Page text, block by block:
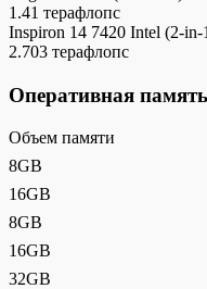
1.41 терафлопс
Inspiron 14 7420 Intel (2-in-
2.703 терафлопс
Оперативная память
Объем памяти
8GB
16GB
8GB
16GB
32GB